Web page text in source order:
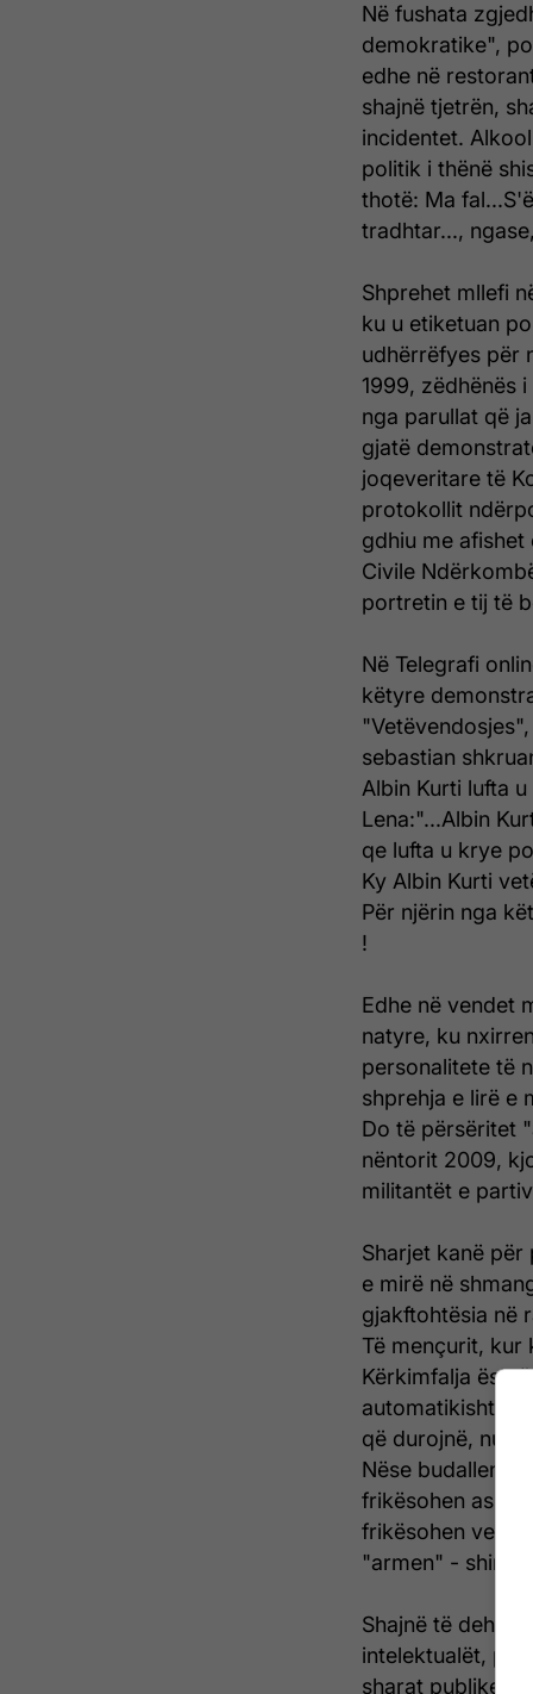
Në fushata
demokratike",
edhe në
shajnë tjetrën,
incidentet.
politik i thënë
thotë: Ma
tradhtar...,
Shprehet mllefi
ku u etiketuan
udhërrëfyes për
1999, zëdhënës
nga parullat që
gjatë
joqeveritare të
protokollit
gdhiu me
Civile
portretin e tij të
Në Telegrafi
këtyre
sebastian
Albin Kurti lufta
Lena:"...Albin
qe lufta u krye
Ky Albin Kurti
Për njërin nga
!
Edhe në vendet
natyre, ku
personalitete të
shprehja e lirë e
Do të përsëritet
nëntorit 2009,
militantët e
Sharjet kanë
e mirë në
gjakftohtësia në
Të mençurit, kur
Kërkimfalja
automatikisht e
që durojnë, nuk
Nëse budallenjtë
frikësohen
frikësohen
"armen" -
Shajnë të
intelektualët,
sharat publike.